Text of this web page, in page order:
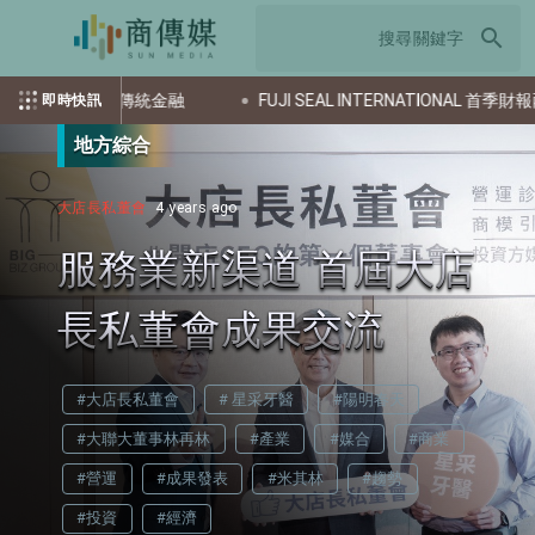
search
即時快訊
與傳統金融 FUJI SEAL INTERNATIONAL 首季財報兩樣情：
地方綜合
大店長私董會 4 years ago
服務業新渠道 首屆大店
長私董會成果交流
#大店長私董會 # 星采牙醫 #陽明春天
#大聯大董事林再林 #產業 #媒合 #商業
#營運 #成果發表 #米其林 #趨勢
#投資 #經濟